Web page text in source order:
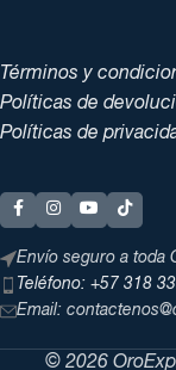
Términos y
Políticas de
Políticas de
Envío seguro a toda
Teléfono: +57 318
Email:
© 2026